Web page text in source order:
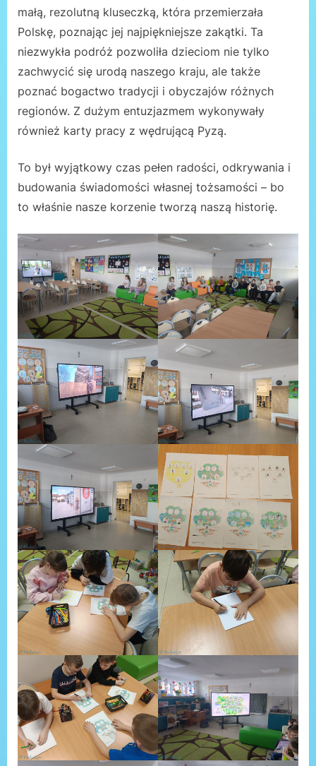
małą, rezolutną kluseczką, która przemierzała
Polskę, poznając jej najpiękniejsze zakątki. Ta
niezwykła podróż pozwoliła dzieciom nie tylko
zachwycić się urodą naszego kraju, ale także
poznać bogactwo tradycji i obyczajów różnych
regionów. Z dużym entuzjazmem wykonywały
również karty pracy z wędrującą Pyzą.
To był wyjątkowy czas pełen radości, odkrywania i
budowania świadomości własnej tożsamości – bo
to właśnie nasze korzenie tworzą naszą historię.